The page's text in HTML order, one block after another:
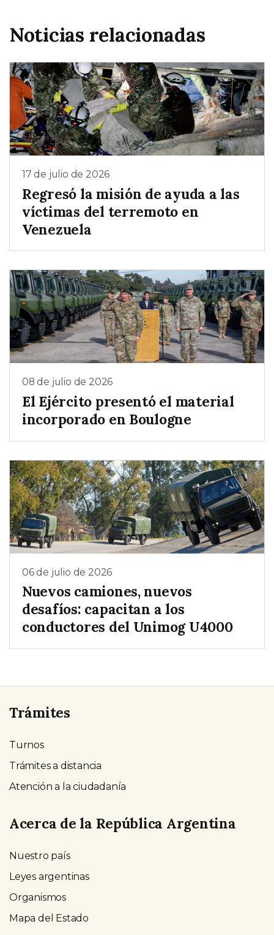
Noticias relacionadas
17 de julio de 2026
Regresó la misión de ayuda a las
víctimas del terremoto en
Venezuela
08 de julio de 2026
El Ejército presentó el material
incorporado en Boulogne
06 de julio de 2026
Nuevos camiones, nuevos
desafíos: capacitan a los
conductores del Unimog U4000
Trámites
Turnos
Trámites a distancia
Atención a la ciudadanía
Acerca de la República Argentina
Nuestro país
Leyes argentinas
Organismos
Mapa del Estado